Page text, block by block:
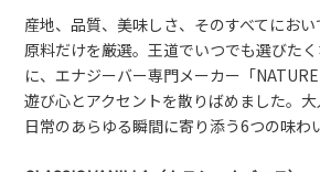
産地、品質、美味しさ、そのすべてにお
原料だけを厳選。王道でいつでも選びた
に、エナジーバー専門メーカー「
遊び心とアクセントを散りばめました。大
日常のあらゆる瞬間に寄り添う6つの味わ